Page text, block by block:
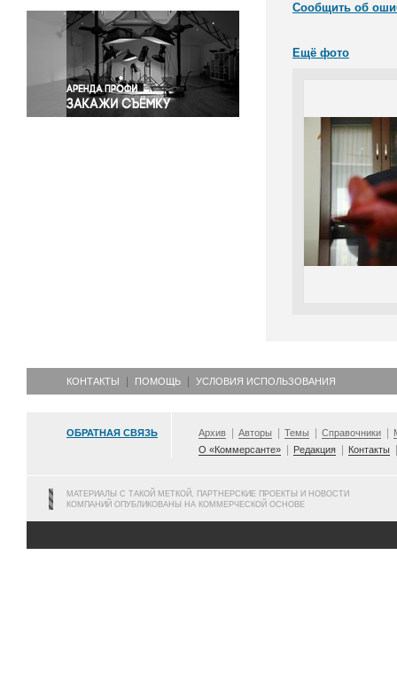
Светская жизнь
Спорт
Экология
Экономика и бизнес
Сообщить об
Ещё фото
КОНТАКТЫ ПОМОЩЬ УСЛОВИЯ ИСПОЛЬЗОВАНИЯ
ОБРАТНАЯ СВЯЗЬ Архив Авторы Темы Справочники
О «Коммерсанте»
Редакция Контакты
МАТЕРИАЛЫ С ТАКОЙ МЕТКОЙ, ПАРТНЕРСКИЕ ПРОЕКТЫ И НОВОСТИ
КОМПАНИЙ ОПУБЛИКОВАНЫ НА КОММЕРЧЕСКОЙ ОСНОВЕ